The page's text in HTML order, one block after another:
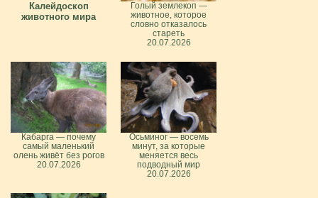
Калейдоскоп
животного мира
Голый землекоп —
животное, которое
словно отказалось
стареть
20.07.2026
Кабарга — почему
самый маленький
олень живёт без рогов
20.07.2026
Осьминог — восемь
минут, за которые
меняется весь
подводный мир
20.07.2026